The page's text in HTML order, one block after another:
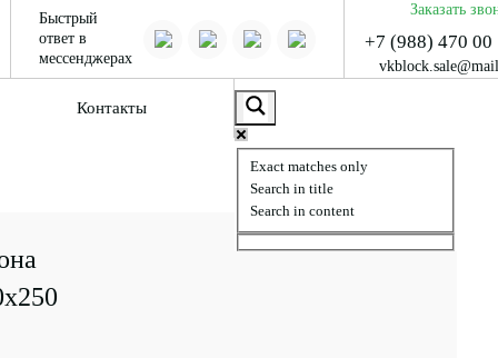
Быстрый
ответ в
мессенджерах
Заказать
+7 (988) 470 00
Контакты
Exact matches only
Search in title
Search in content